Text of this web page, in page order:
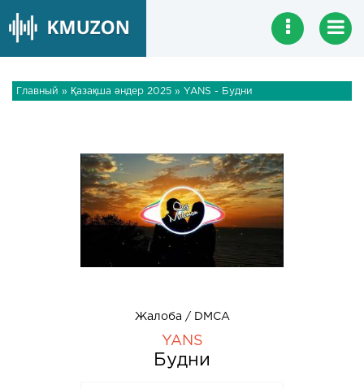
Главный » Қазақша әндер 2025 » YANS - Будни
Жалоба / DMCA
YANS
Будни